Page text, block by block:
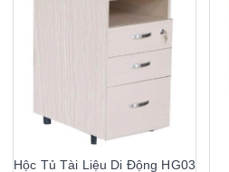
Hộc Tủ Tài Liệu Di Động HG03